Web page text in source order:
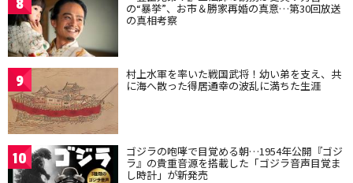
8 の“暴挙”、お市＆勝家再婚の真意…第30回放送
の真相考察
9 村上水軍を率いた戦国武将！幼い弟を支え、共
に海へ散った得居通幸の波乱に満ちた生涯
10 ゴジラの咆哮で目覚める朝…1954年公開『ゴジ
ラ』の貴重音源を搭載した「ゴジラ音声目覚ま
し時計」が新発売